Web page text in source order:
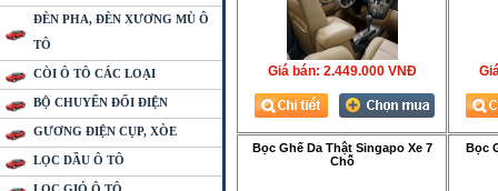
ĐÈN PHA, ĐÈN XƯƠNG MÙ Ô
TÔ
CÒI Ô TÔ CÁC LOẠI
BỘ CHUYỂN ĐỔI ĐIỆN
GƯƠNG ĐIỆN CỤP, XÒE
LỌC DẦU Ô TÔ
Giá bán: 2.449.000 VNÐ
Bọc Ghế Da Thật Singapo Xe 7
Chỗ
Bọc